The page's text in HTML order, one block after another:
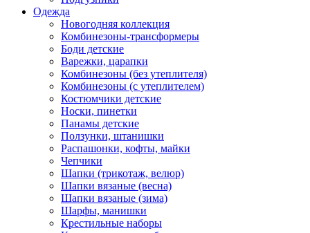
Одежда
Новогодняя коллекция
Комбинезоны-трансформеры
Боди детские
Варежки, царапки
Комбинезоны (без утеплителя)
Комбинезоны (с утеплителем)
Костюмчики детские
Носки, пинетки
Панамы детские
Ползунки, штанишки
Распашонки, кофты, майки
Чепчики
Шапки (трикотаж, велюр)
Шапки вязаные (весна)
Шапки вязаные (зима)
Шарфы, манишки
Крестильные наборы